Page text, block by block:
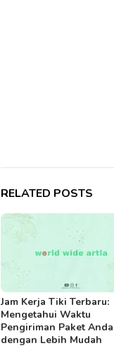
RELATED POSTS
Jam Kerja Tiki Terbaru:
Mengetahui Waktu
Pengiriman Paket Anda
dengan Lebih Mudah